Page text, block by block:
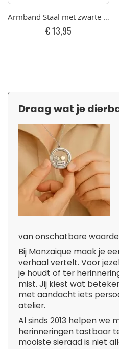
Armband Staal met zwarte
€ 13,95
Draag wat je
van onschatbare
Bij Monzaique maak je
verhaal vertelt. Voor
je houdt of ter
mist. Jij kiest wat
met aandacht iets
atelier.
Al sinds 2013 helpen we
herinneringen tastbaar
mooiste sieraad is niet